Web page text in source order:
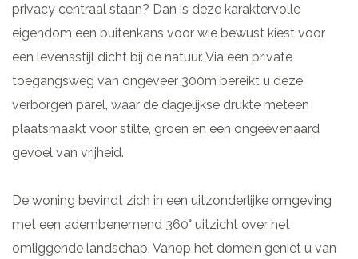
privacy centraal staan? Dan is deze karaktervolle
eigendom een buitenkans voor wie bewust kiest voor
een levensstijl dicht bij de natuur. Via een private
toegangsweg van ongeveer 300m bereikt u deze
verborgen parel, waar de dagelijkse drukte meteen
plaatsmaakt voor stilte, groen en een ongeëvenaard
gevoel van vrijheid.
De woning bevindt zich in een uitzonderlijke omgeving
met een adembenemend 360° uitzicht over het
omliggende landschap. Vanop het domein geniet u van